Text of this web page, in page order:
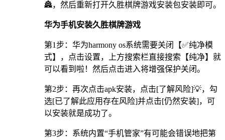
🏯，然后重新打开久胜棋牌游戏安装包安装即可。
华为手机安装久胜棋牌游戏
第1步：华为harmony os系统需要关闭【✅纯净模
式】，点击设置，上方搜索栏直接搜索【纯净】就
可以看到啦！然后点击进入将增强保护关闭。
第2步：再次点击apk安装，点击[了解风险]💡，勾
选[已了解此应用存在风险]并点击[仍然安装]，可
以安装就是成功了。
第3步：系统内置“手机管家”有可能会错误地把第